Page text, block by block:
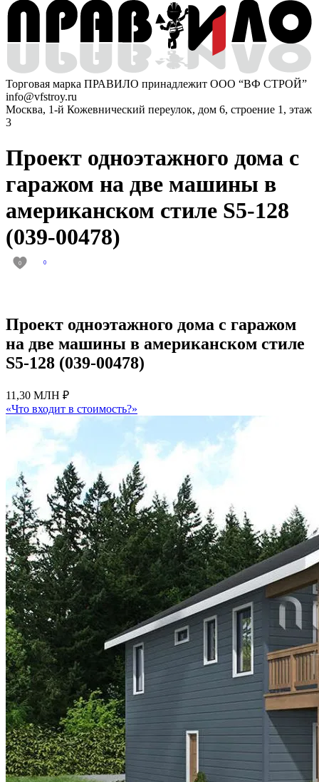
Торговая марка ПРАВИЛО принадлежит ООО “ВФ СТРОЙ”
info@vfstroy.ru
Москва, 1-й Кожевнический переулок, дом 6, строение 1, этаж
3
Проект одноэтажного дома с
гаражом на две машины в
американском стиле S5-128
(039-00478)
0 0
Проект одноэтажного дома с гаражом
на две машины в американском стиле
S5-128 (039-00478)
11,30 МЛН ₽
«Что входит в стоимость?»